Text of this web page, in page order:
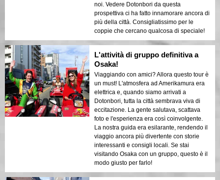
noi. Vedere Dotonbori da questa
prospettiva ci ha fatto innamorare ancora di
più della città. Consigliatissimo per le
coppie che cercano qualcosa di speciale!
L'attività di gruppo definitiva a
Osaka!
Viaggiando con amici? Allora questo tour è
un must! L'atmosfera ad Amerikamura era
elettrica e, quando siamo arrivati a
Dotonbori, tutta la città sembrava viva di
eccitazione. La gente salutava, scattava
foto e l'esperienza era così coinvolgente.
La nostra guida era esilarante, rendendo il
viaggio ancora più divertente con storie
interessanti e consigli locali. Se stai
visitando Osaka con un gruppo, questo è il
modo giusto per farlo!